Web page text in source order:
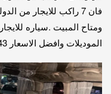
فان 7 راكب للايجار من
ومتاح المبيت .سياره
الموديلات وافضل الاسعار 01016549043